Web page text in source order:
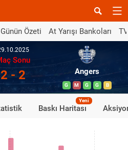
Günün Özeti At Yarışı Bankoları
Sonu
2 - 2 Angers
G M G G B
Baskı Haritası
Yeni